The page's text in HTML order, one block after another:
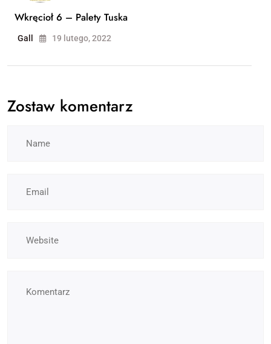
Wkręcioł 6 – Palety Tuska
Gall 19 lutego, 2022
Zostaw komentarz